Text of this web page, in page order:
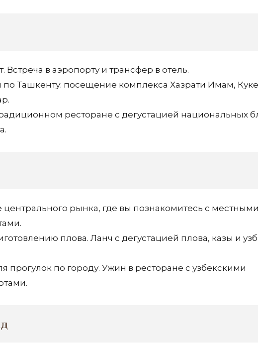
в аэропорту и трансфер в отель.
по Ташкенту: посещение комплекса Хазрати Имам,
ресторане с дегустацией национальных
рынка, где вы познакомитесь с местными
плова. Ланч с дегустацией плова, казы и
прогулок по городу. Ужин в ресторане с узбекскими